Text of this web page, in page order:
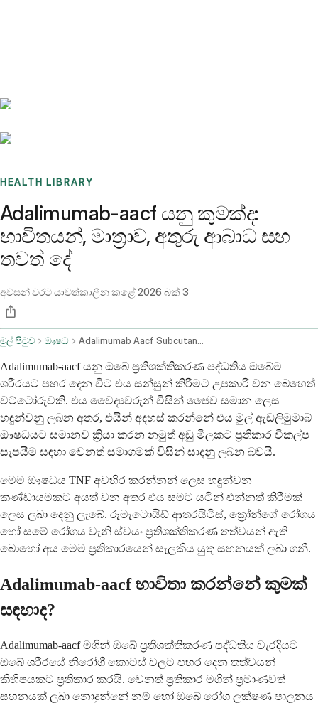
HEALTH LIBRARY
Adalimumab-aacf යනු කුමක්ද:
භාවිතයන්, මාත්‍රාව, අතුරු ආබාධ සහ
තවත් දේ
අවසන් වරට යාවත්කාලීන කළේ2026 බක් 3
මුල් පිටුව ඖෂධ Adalimumab Aacf Subcutaneous Route
Adalimumab-aacf යනු ඔබේ ප්‍රතිශක්තිකරණ පද්ධතිය ඔබේම
ශරීරයට පහර දෙන විට එය සන්සුන් කිරීමට උපකාරී වන බෙහෙත්
වට්ටෝරුවකි. එය වෛද්‍යවරුන් විසින් ජෛව සමාන ලෙස
හඳුන්වනු ලබන අතර, එයින් අදහස් කරන්නේ එය මුල් ඇඩලිමුමාබ්
ඖෂධයට සමානව ක්‍රියා කරන නමුත් අඩු මිලකට ප්‍රතිකාර විකල්ප
සැපයීම සඳහා වෙනත් සමාගමක් විසින් සාදනු ලබන බවයි.
මෙම ඖෂධය TNF අවහිර කරන්නන් ලෙස හඳුන්වන
කණ්ඩායමකට අයත් වන අතර එය සමට යටින් එන්නත් කිරීමක්
ලෙස ලබා දෙනු ලැබේ. රූමැටොයිඩ් ආතරයිටිස්, ක්‍රෝන්ගේ රෝගය
හෝ සමේ රෝගය වැනි ස්වයං ප්‍රතිශක්තිකරණ තත්වයන් ඇති
බොහෝ අය මෙම ප්‍රතිකාරයෙන් සැලකිය යුතු සහනයක් ලබා ගනී.
Adalimumab-aacf භාවිතා කරන්නේ කුමක්
සඳහාද?
Adalimumab-aacf මගින් ඔබේ ප්‍රතිශක්තිකරණ පද්ධතිය වැරදියට
ඔබේ ශරීරයේ නිරෝගී කොටස් වලට පහර දෙන තත්වයන්
කිහිපයකට ප්‍රතිකාර කරයි. වෙනත් ප්‍රතිකාර මගින් ප්‍රමාණවත්
සහනයක් ලබා නොදුන්නේ නම් හෝ ඔබේ රෝග ලක්ෂණ පාලනය